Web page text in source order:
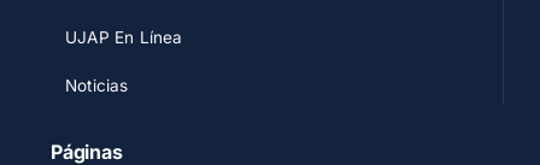
UJAP En Línea
Noticias
Páginas